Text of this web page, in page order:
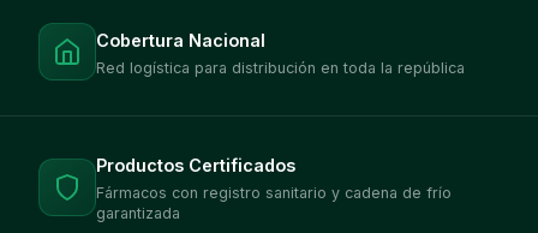
Cobertura Nacional
Red logística para distribución en toda la república
Productos Certificados
Fármacos con registro sanitario y cadena de frío
garantizada